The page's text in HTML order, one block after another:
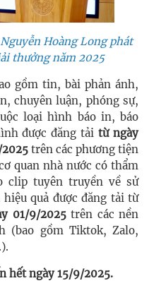
Hoàng Long phát
thưởng năm 2025
gồm tin, bài phản ánh,
chuyên luận, phóng sự,
loại hình báo in, báo
được đăng tảitừ ngày
trên các phương tiện
quan nhà nước có thẩm
clip tuyên truyền về sử
quả được đăng tải từ
01/9/2025trên các nền
(bao gồm Tiktok, Zalo,
hết ngày 15/9/2025.